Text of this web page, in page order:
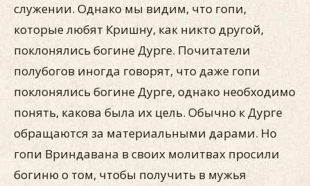
служении. Однако мы видим, что гопи,
которые любят Кришну, как никто другой,
поклонялись богине Дурге. Почитатели
полубогов иногда говорят, что даже гопи
поклонялись богине Дурге, однако необходимо
понять, какова была их цель. Обычно к Дурге
обращаются за материальными дарами. Но
гопи Вриндавана в своих молитвах просили
богиню о том, чтобы получить в мужья